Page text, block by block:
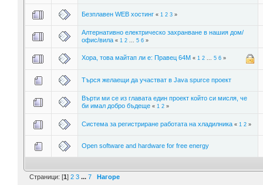
Безплавен WEB хостинг « 1 2 3»
Алтернативно електрическо захранване в нашия дом/
офис/вила « 1 2... 5 6»
Хора, това майтап ли е: Правец 64М « 1 2... 5 6»
Търся желаещи да участват в Java spurce проект
Върти ми се из главата един проект който си мисля, че
би имал добро бъдеще « 1 2»
Система за регистриране работата на хладилника « 1 2»
Open software and hardware for free energy
Страници: [1] 2 3 ... 7 Нагоре